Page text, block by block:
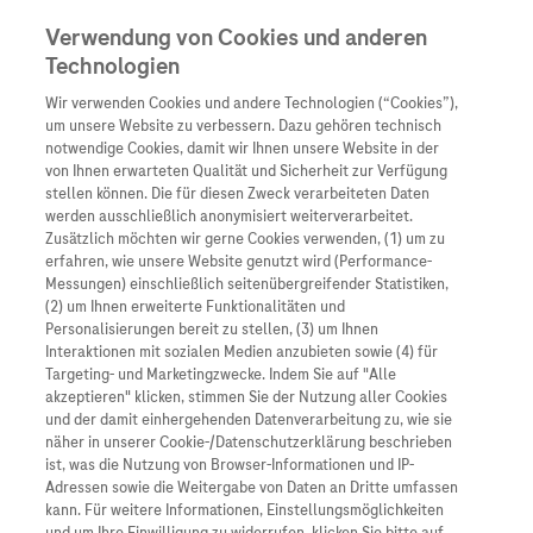
Unternehmen
Übersicht
Wer wir sind
Was uns antreibt
Unsere Standorte
Roche Stories
Events
Innovation
Übersicht
Forschung
Personalisierte
Digitalisierung
Blog Zukunftslabor
Übersicht
Unser Service für
Informationen zu
Diagnostik ist
Klinische Studien
Arzneimittel
Übersicht
Arzneimittel A-Z
Roche Pipeline
Roche Fachportal
Diagnostik
Kontakt
Presse
Karriere
Verwendung von Cookies und anderen
Technologien
Wir verwenden Cookies und andere Technologien (“Cookies”),
um unsere Website zu verbessern. Dazu gehören technisch
notwendige Cookies, damit wir Ihnen unsere Website in der
von Ihnen erwarteten Qualität und Sicherheit zur Verfügung
stellen können. Die für diesen Zweck verarbeiteten Daten
werden ausschließlich anonymisiert weiterverarbeitet.
Zusätzlich möchten wir gerne Cookies verwenden, (1) um zu
erfahren, wie unsere Website genutzt wird (Performance-
Messungen) einschließlich seitenübergreifender Statistiken,
(2) um Ihnen erweiterte Funktionalitäten und
Personalisierungen bereit zu stellen, (3) um Ihnen
Interaktionen mit sozialen Medien anzubieten sowie (4) für
Targeting- und Marketingzwecke. Indem Sie auf "Alle
akzeptieren" klicken, stimmen Sie der Nutzung aller Cookies
und der damit einhergehenden Datenverarbeitung zu, wie sie
näher in unserer Cookie-/Datenschutzerklärung beschrieben
ist, was die Nutzung von Browser-Informationen und IP-
Adressen sowie die Weitergabe von Daten an Dritte umfassen
kann. Für weitere Informationen, Einstellungsmöglichkeiten